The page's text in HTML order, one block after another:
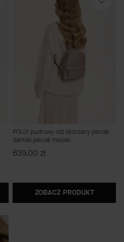
POLLY pudrowy róż skórzany plecak
damski plecak miejski
Cena
639,00 zł
ZOBACZ PRODUKT